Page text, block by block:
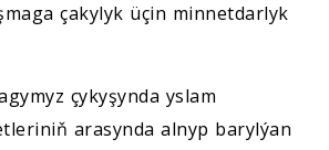
çakylyk üçin minnetdarlyk
çykyşynda yslam
arasynda alnyp barylýan